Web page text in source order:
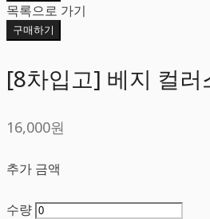
목록으로 가기
구매하기
[8차입고] 베지 컬러
16,000원
추가 금액
수량